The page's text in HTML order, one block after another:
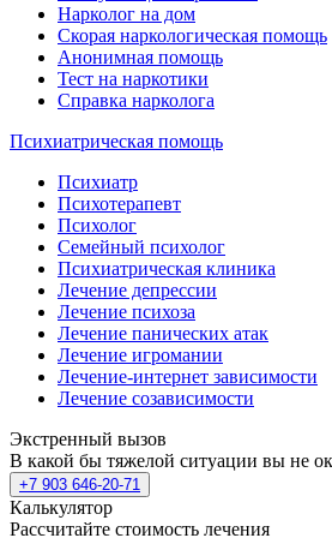
Нарколог на дом
Скорая наркологическая помощь
Анонимная помощь
Тест на наркотики
Справка нарколога
Психиатрическая помощь
Психиатр
Психотерапевт
Психолог
Семейный психолог
Психиатрическая клиника
Лечение депрессии
Лечение психоза
Лечение панических атак
Лечение игромании
Лечение-интернет зависимости
Лечение созависимости
Экстренный вызов
В какой бы тяжелой ситуации вы не
+7 903 646-20-71
Калькулятор
Рассчитайте стоимость лечения